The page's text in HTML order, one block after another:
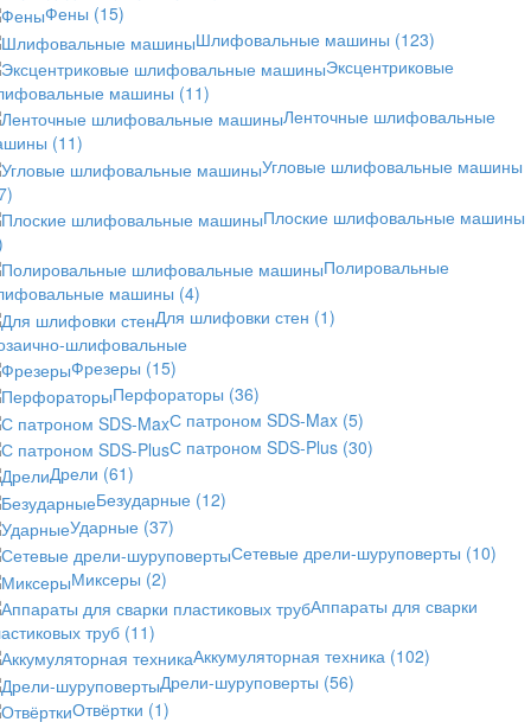
Фены (15)
Шлифовальные машины (123)
Эксцентриковые
машины (11)
Ленточные шлифовальные
(11)
Угловые шлифовальные машины
Плоские шлифовальные машины
Полировальные
машины (4)
Для шлифовки стен (1)
шлифовальные
Фрезеры (15)
Перфораторы (36)
С патроном SDS-Max (5)
С патроном SDS-Plus (30)
Дрели (61)
Безударные (12)
Ударные (37)
Сетевые дрели-шуруповерты (10)
Миксеры (2)
Аппараты для сварки
труб (11)
Аккумуляторная техника (102)
Дрели-шуруповерты (56)
Отвёртки (1)